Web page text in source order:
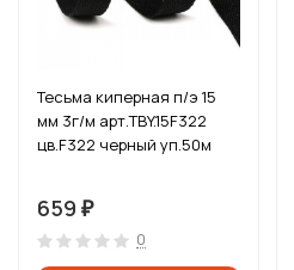
Тесьма киперная п/э 15
мм 3г/м арт.TBY.15F322
цв.F322 черный уп.50м
659 ₽
0